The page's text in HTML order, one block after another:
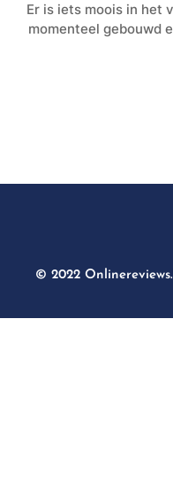
Er is iets moois in het
momenteel gebouwd
© 2022